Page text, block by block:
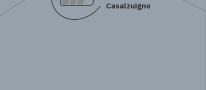
Casalzuigno